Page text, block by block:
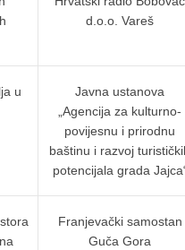
d.o.o. Vareš
u
Javna ustanova
„Agencija za kulturno-
povijesnu i prirodnu
baštinu i razvoj
potencijala grada
Franjevački samostan
Guča Gora